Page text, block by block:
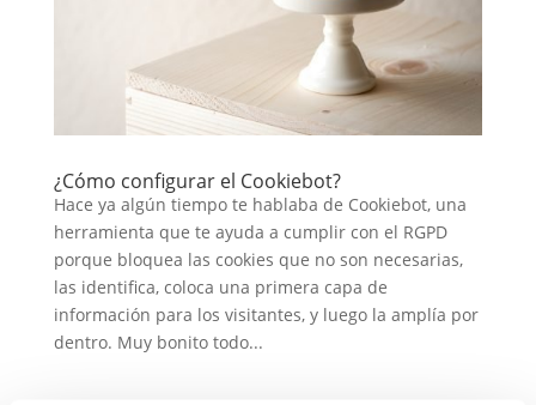
¿Cómo configurar el Cookiebot?
Hace ya algún tiempo te hablaba de Cookiebot, una
herramienta que te ayuda a cumplir con el RGPD
porque bloquea las cookies que no son necesarias,
las identifica, coloca una primera capa de
información para los visitantes, y luego la amplía por
dentro. Muy bonito todo...